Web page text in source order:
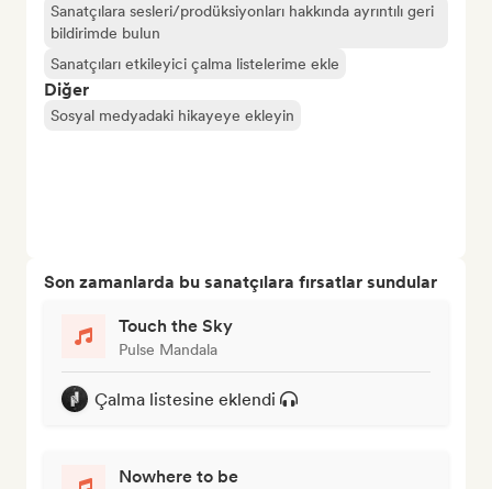
Sanatçılara sesleri/prodüksiyonları hakkında ayrıntılı geri
bildirimde bulun
Sanatçıları etkileyici çalma listelerime ekle
Diğer
Sosyal medyadaki hikayeye ekleyin
Son zamanlarda bu sanatçılara fırsatlar sundular
Touch the Sky
Pulse Mandala
Çalma listesine eklendi
Nowhere to be